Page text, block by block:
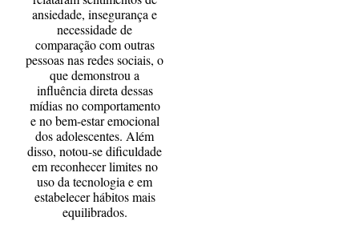
ansiedade, insegurança e
necessidade de
comparação com outras
pessoas nas redes sociais, o
que demonstrou a
influência direta dessas
mídias no comportamento
e no bem-estar emocional
dos adolescentes. Além
disso, notou-se dificuldade
em reconhecer limites no
uso da tecnologia e em
estabelecer hábitos mais
equilibrados.